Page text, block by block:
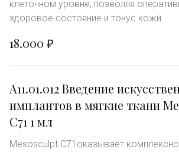
клеточном уровне, позволяя
здоровое состояние и тонус кожи.
18.000 ₽
А11.01.012 Введение
имплантов в мягкие ткани
C71 1 мл
Mesosculpt C71оказывает